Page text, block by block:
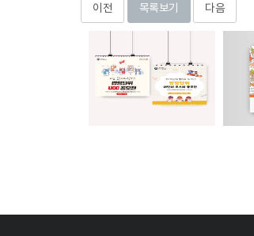
이전 목록보기 다음